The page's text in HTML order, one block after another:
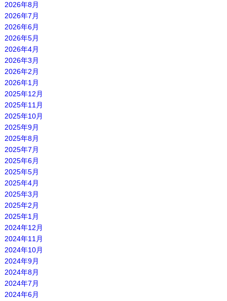
2026年8月
2026年7月
2026年6月
2026年5月
2026年4月
2026年3月
2026年2月
2026年1月
2025年12月
2025年11月
2025年10月
2025年9月
2025年8月
2025年7月
2025年6月
2025年5月
2025年4月
2025年3月
2025年2月
2025年1月
2024年12月
2024年11月
2024年10月
2024年9月
2024年8月
2024年7月
2024年6月